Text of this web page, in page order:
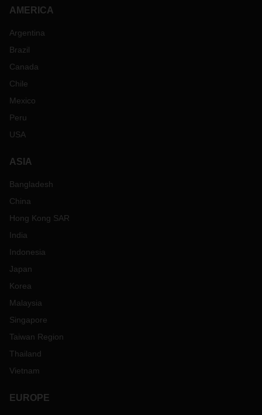
AMERICA
Argentina
Brazil
Canada
Chile
Mexico
Peru
USA
ASIA
Bangladesh
China
Hong Kong SAR
India
Indonesia
Japan
Korea
Malaysia
Singapore
Taiwan Region
Thailand
Vietnam
EUROPE